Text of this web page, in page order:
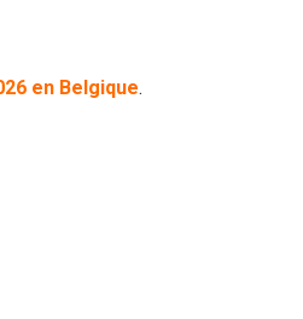
en Belgique.